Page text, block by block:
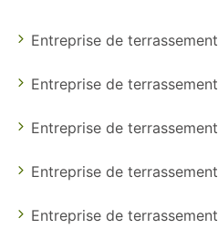
Entreprise de
Entreprise de
Entreprise de
Entreprise de
Entreprise de